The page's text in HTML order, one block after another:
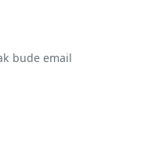
bude email